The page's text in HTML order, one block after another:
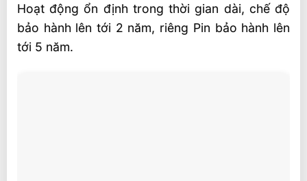
Hoạt động ổn định trong thời gian dài, chế độ
bảo hành lên tới 2 năm, riêng Pin bảo hành lên
tới 5 năm.